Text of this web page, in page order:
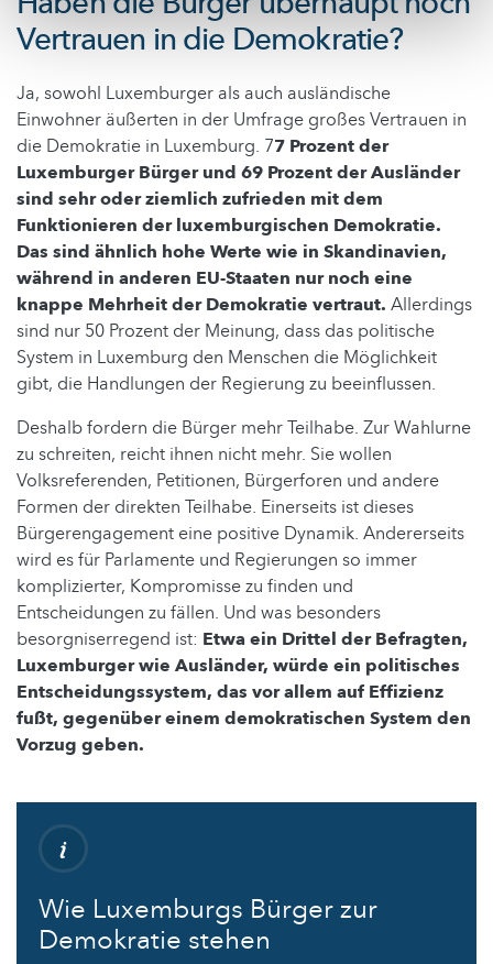
Vertrauen in die Demokratie?
Ja, sowohl Luxemburger als auch ausländische
Einwohner äußerten in der Umfrage großes Vertrauen in
die Demokratie in Luxemburg. 77 Prozent der
Luxemburger Bürger und 69 Prozent der Ausländer
sind sehr oder ziemlich zufrieden mit dem
Funktionieren der luxemburgischen Demokratie.
Das sind ähnlich hohe Werte wie in Skandinavien,
während in anderen EU-Staaten nur noch eine
knappe Mehrheit der Demokratie vertraut. Allerdings
sind nur 50 Prozent der Meinung, dass das politische
System in Luxemburg den Menschen die Möglichkeit
gibt, die Handlungen der Regierung zu beeinflussen.
Deshalb fordern die Bürger mehr Teilhabe. Zur Wahlurne
zu schreiten, reicht ihnen nicht mehr. Sie wollen
Volksreferenden, Petitionen, Bürgerforen und andere
Formen der direkten Teilhabe. Einerseits ist dieses
Bürgerengagement eine positive Dynamik. Andererseits
wird es für Parlamente und Regierungen so immer
komplizierter, Kompromisse zu finden und
Entscheidungen zu fällen. Und was besonders
besorgniserregend ist: Etwa ein Drittel der Befragten,
Luxemburger wie Ausländer, würde ein politisches
Entscheidungssystem, das vor allem auf Effizienz
fußt, gegenüber einem demokratischen System den
Vorzug geben.
Wie Luxemburgs Bürger zur
Demokratie stehen